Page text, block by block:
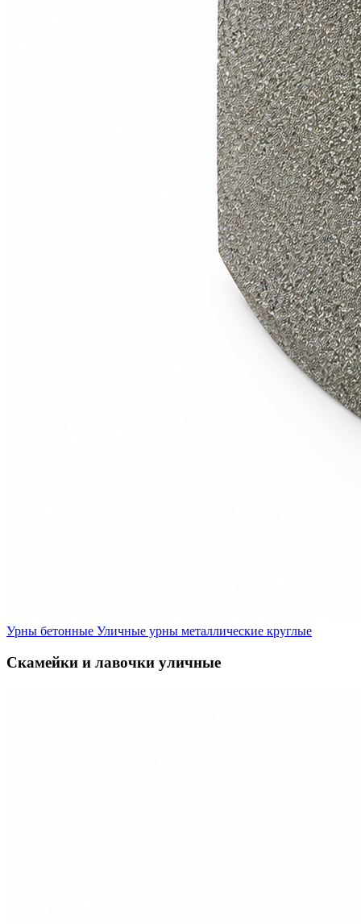
Урны бетонные Уличные урны металлические круглые
Скамейки и лавочки уличные